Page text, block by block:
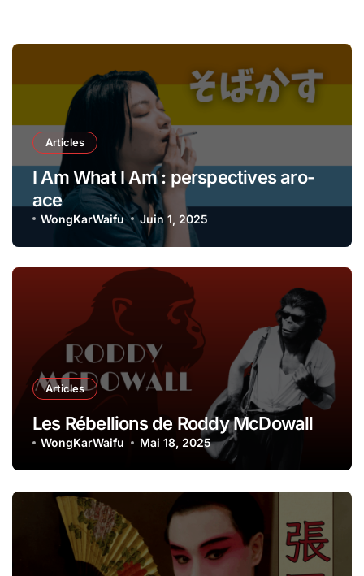
Articles
I Am What I Am : perspectives aro-
ace
WongKarWaifu Juin 1, 2025
Articles
Les Rébellions de Roddy McDowall
WongKarWaifu Mai 18, 2025